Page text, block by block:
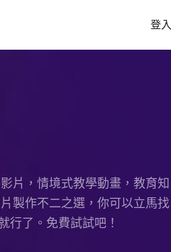
登入
片，情境式教學動畫，教育知
製作不二之選，你可以立馬找
行了。免費試試吧！